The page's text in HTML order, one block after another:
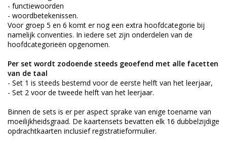
- functiewoorden
- woordbetekenissen.
Voor groep 5 en 6 komt er nog een extra hoofdcategorie bij
namelijk conventies. In iedere set zijn onderdelen van de
hoofdcategorieën opgenomen.
Per set wordt zodoende steeds geoefend met alle facetten
van de taal
- Set 1 is steeds bestemd voor de eerste helft van het leerjaar,
- Set 2 voor de tweede helft van het leerjaar.
Binnen de sets is er per aspect sprake van enige toename van
moeilijkheidsgraad. De kaartensets bevatten elk 16 dubbelzijdige
opdrachtkaarten inclusief registratieformulier.